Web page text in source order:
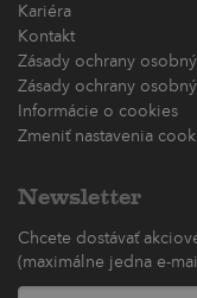
Kariéra
Kontakt
Zásady ochrany
Zásady ochrany
Informácie o cookies
Zmeniť nastavenia
Newsletter
Chcete dostávať
(maximálne jedna e-